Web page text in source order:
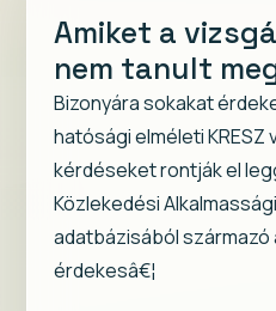
Amiket a
nem tanult
Bizonyára sokakat
hatósági elméleti KRESZ
kérdéseket rontják el
Közlekedési
adatbázisából származó
érdekesâ€¦